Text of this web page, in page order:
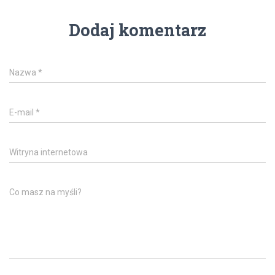
Dodaj komentarz
Nazwa *
E-mail *
Witryna internetowa
Co masz na myśli?